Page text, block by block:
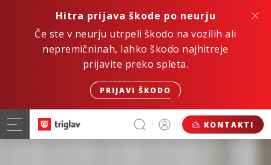
Hitra prijava škode po neurju
Če ste v neurju utrpeli škodo na vozilih ali
nepremičninah, lahko škodo najhitreje
prijavite preko spleta.
PRIJAVI ŠKODO
KONTAKTI